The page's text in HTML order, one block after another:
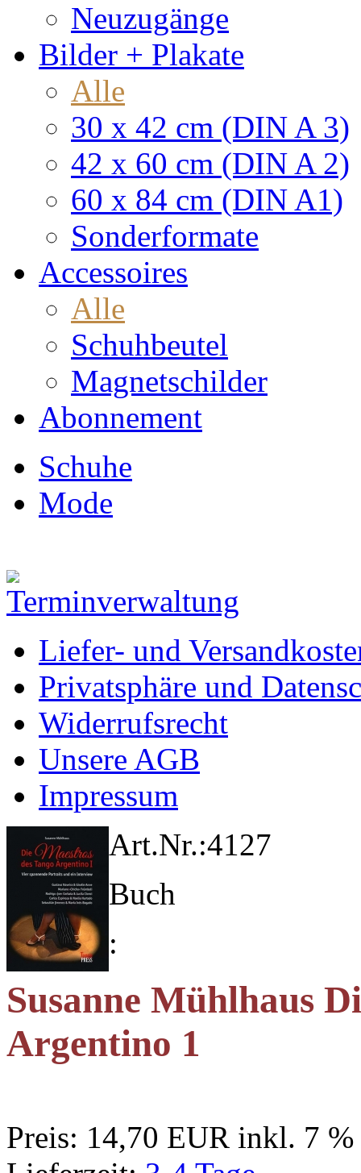
Neuzugänge
Bilder + Plakate
Alle
30 x 42 cm (DIN A 3)
42 x 60 cm (DIN A 2)
60 x 84 cm (DIN A1)
Sonderformate
Accessoires
Alle
Schuhbeutel
Magnetschilder
Abonnement
Schuhe
Mode
Liefer- und
Privatsphäre und
Widerrufsrecht
Unsere AGB
Impressum
Art.Nr.:4127
Buch
:
Susanne Mühlhaus
Argentino 1
Preis: 14,70 EUR inkl. 7